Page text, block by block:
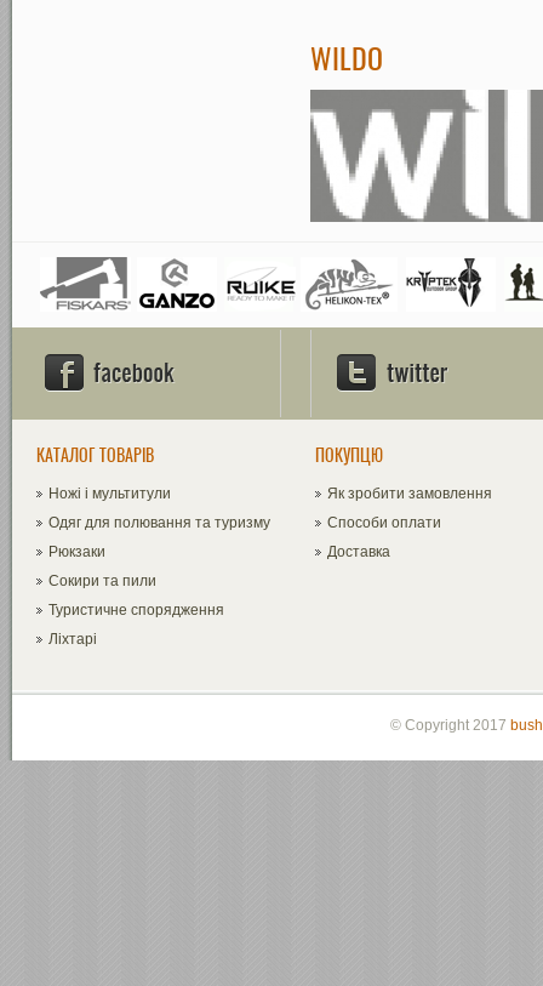
WILDO
КАТАЛОГ ТОВАРІВ
Ножі і мультитули
Одяг для полювання та туризму
Рюкзаки
Сокири та пили
Туристичне спорядження
Ліхтарі
ПОКУПЦЮ
Як зробити замовлення
Способи оплати
Доставка
© Copyright 2017